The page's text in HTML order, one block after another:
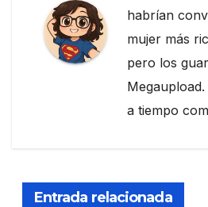
habrían
mujer más
pero los
a tiempo
Entrada relacionada